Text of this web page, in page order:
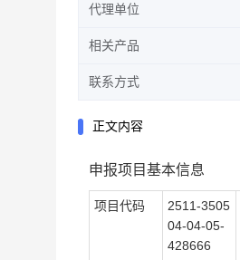
代理单位
相关产品
联系方式
正文内容
申报项目基本信息
项目代码
2511-3505
04-04-05-
428666